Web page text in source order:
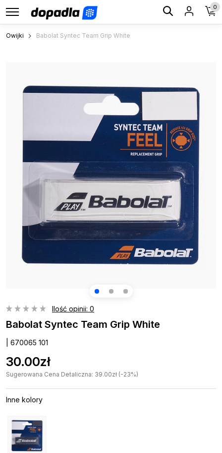
0
Owijki Babolat Syntec Team Grip White
Ilość opinii: 0
Babolat Syntec Team Grip White
| 670065 101
30.00zł
Sugerowana Cena Detaliczna: 39.00zł (-23%)
Inne kolory